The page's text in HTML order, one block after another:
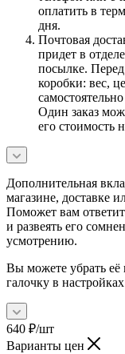
оплатить в
дня.
Почтовая
придет в
посылке.
коробки: вес,
Один заказ
его стоимость
Дополнительная
магазине, доставке
Поможет вам
и развеять его
усмотрению.
Вы можете убрать её
галочку в
640 ₽/шт
Варианты цен